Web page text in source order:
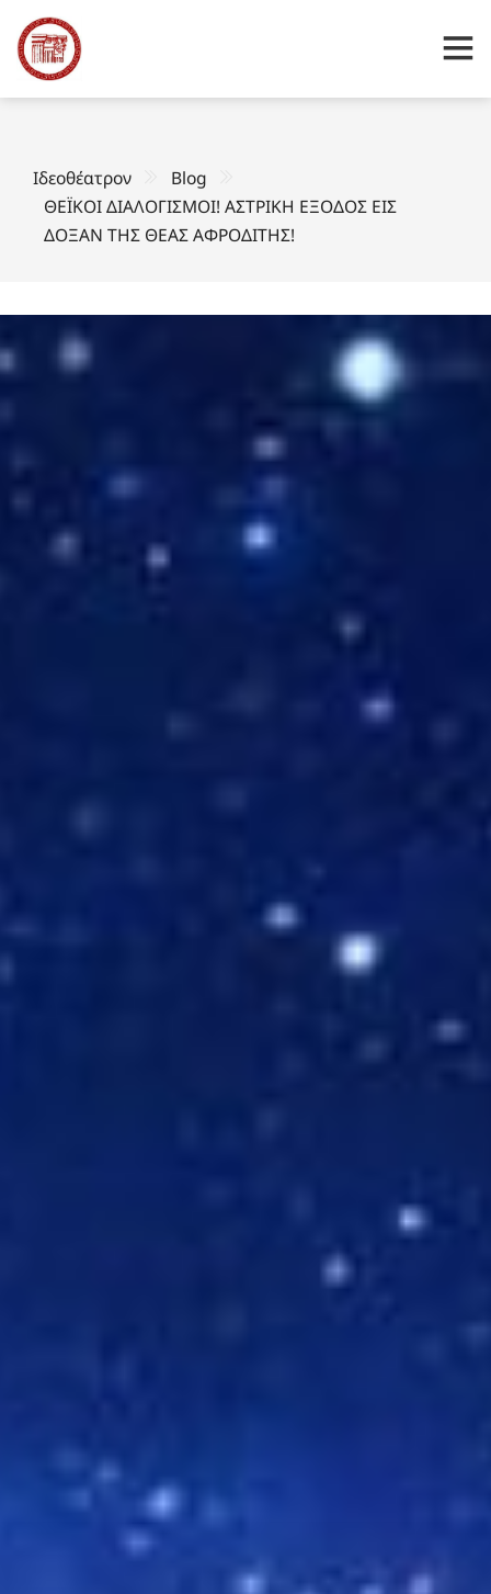
Ιδεοθέατρον
Blog
ΘΕΪΚΟΙ ΔΙΑΛΟΓΙΣΜΟΙ! ΑΣΤΡΙΚΗ ΕΞΟΔΟΣ ΕΙΣ
ΔΟΞΑΝ ΤΗΣ ΘΕΑΣ ΑΦΡΟΔΙΤΗΣ!